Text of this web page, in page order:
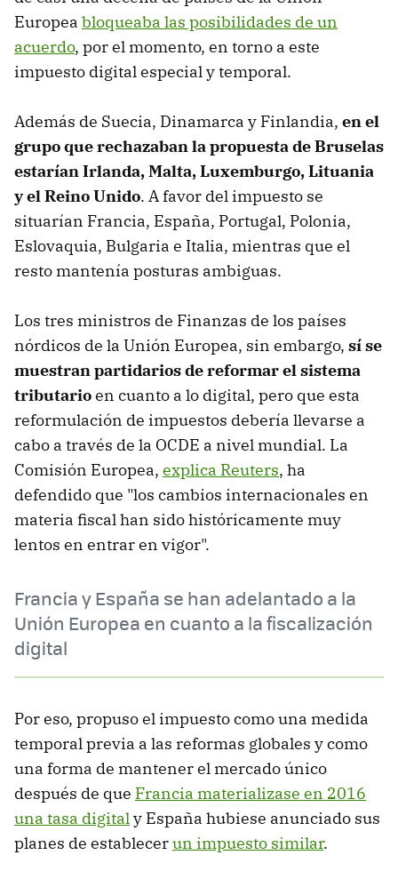
Europea bloqueaba las posibilidades de un
acuerdo, por el momento, en torno a este
impuesto digital especial y temporal.
Además de Suecia, Dinamarca y Finlandia, en el
grupo que rechazaban la propuesta de Bruselas
estarían Irlanda, Malta, Luxemburgo, Lituania
y el Reino Unido. A favor del impuesto se
situarían Francia, España, Portugal, Polonia,
Eslovaquia, Bulgaria e Italia, mientras que el
resto mantenía posturas ambiguas.
Los tres ministros de Finanzas de los países
nórdicos de la Unión Europea, sin embargo, sí se
muestran partidarios de reformar el sistema
tributarioen cuanto a lo digital, pero que esta
reformulación de impuestos debería llevarse a
cabo a través de la OCDE a nivel mundial. La
Comisión Europea, explica Reuters, ha
defendido que "los cambios internacionales en
materia fiscal han sido históricamente muy
lentos en entrar en vigor".
Francia y España se han adelantado a la
Unión Europea en cuanto a la fiscalización
digital
Por eso, propuso el impuesto como una medida
temporal previa a las reformas globales y como
una forma de mantener el mercado único
después de que Francia materializase en 2016
una tasa digitaly España hubiese anunciado sus
planes de establecerun impuesto similar.